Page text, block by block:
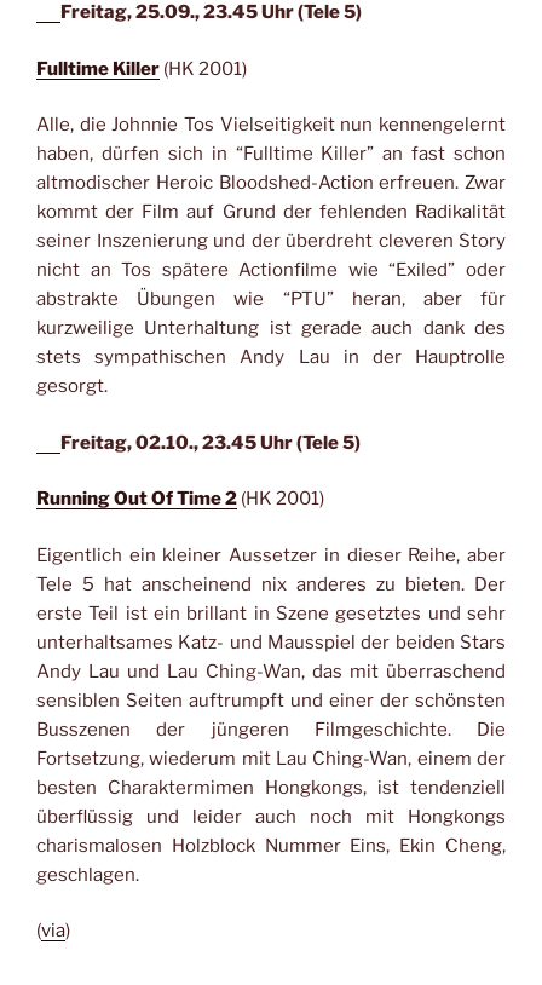
Freitag, 25.09., 23.45 Uhr (Tele 5)
Fulltime Killer (HK 2001)
Alle, die Johnnie Tos Vielseitigkeit nun kennengelernt
haben, dürfen sich in “Fulltime Killer” an fast schon
altmodischer Heroic Bloodshed-Action erfreuen. Zwar
kommt der Film auf Grund der fehlenden Radikalität
seiner Inszenierung und der überdreht cleveren Story
nicht an Tos spätere Actionfilme wie “Exiled” oder
abstrakte Übungen wie “PTU” heran, aber für
kurzweilige Unterhaltung ist gerade auch dank des
stets sympathischen Andy Lau in der Hauptrolle
gesorgt.
Freitag, 02.10., 23.45 Uhr (Tele 5)
Running Out Of Time 2 (HK 2001)
Eigentlich ein kleiner Aussetzer in dieser Reihe, aber
Tele 5 hat anscheinend nix anderes zu bieten. Der
erste Teil ist ein brillant in Szene gesetztes und sehr
unterhaltsames Katz- und Mausspiel der beiden Stars
Andy Lau und Lau Ching-Wan, das mit überraschend
sensiblen Seiten auftrumpft und einer der schönsten
Busszenen der jüngeren Filmgeschichte. Die
Fortsetzung, wiederum mit Lau Ching-Wan, einem der
besten Charaktermimen Hongkongs, ist tendenziell
überflüssig und leider auch noch mit Hongkongs
charismalosen Holzblock Nummer Eins, Ekin Cheng,
geschlagen.
(via)